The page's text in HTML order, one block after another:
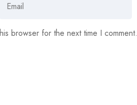
browser for the next time I comment.